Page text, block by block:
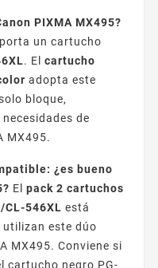
PIXMA MX495?
un cartucho
. El cartucho
adopta este
bloque,
de
MX495.
¿es bueno
El pack 2 cartuchos
CL-546XL está
este dúo
MX495. Conviene si
cartucho negro PG-